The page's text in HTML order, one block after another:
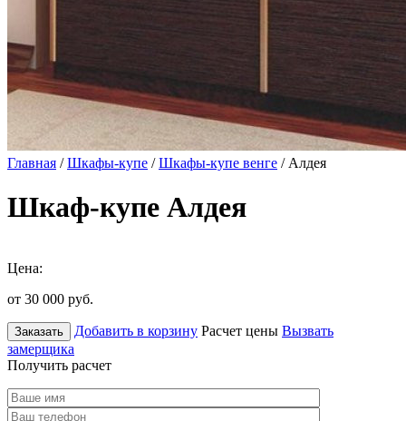
Главная /Шкафы-купе /Шкафы-купе венге / Алдея
Шкаф-купе Алдея
Цена:
от 30 000 руб.
Заказать Добавить в корзину Расчет цены Вызвать
замерщика
Получить расчет